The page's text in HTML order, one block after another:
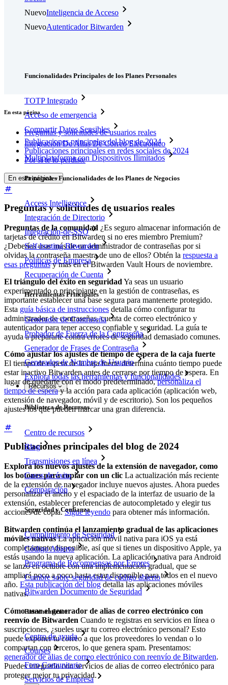
NuevoInteligencia de Acceso
NuevoAutenticador Bitwarden
Funcionalidades Principales de los Planes Personales
TOTP Integrado
Acceso de emergencia
Compartir Datos Sensibles
Integración De Alias De Correo Electrónico
Multiplataforma con Dispositivos Ilimitados
Principales Funcionalidades de los Planes de Negocios
Access Intelligence
Integración de Directorio
Integración-de-SSO
Self-hosting Bitwarden
Políticas de Empresa
Recuperación de Cuenta
Herramientas Principales
Generador de Contraseña
Probador de Fuerza de la Contraseña
Generador de Frases de Contraseña
Generador de Nombre de Usuario
Explora todas las herramientas y funcionalidades
Recursos
Biblioteca de Recursos
Centro de recursos
Blog
Transmisiones en línea
Casos de éxito
Comparación
Seguridad y Confianza
Cumplimiento de Seguridad
Código Abierto
Programa de Recompensas por Errores
Cumbre sobre seguridad de código abierto
Bitwarden Documento de Seguridad
Entrenamiento
Centro de ayuda
Courses
Foro Comunitario
Servicios de Empresa
En esta página
Preguntas y solicitudes de usuarios reales
Publicaciones principales del blog de 2024
Publicaciones principales en redes sociales de 2024
Por si te lo perdiste
En esta página
Preguntas y solicitudes de usuarios reales
Preguntas de la comunidad ¿Es seguro almacenar información de
tarjetas de crédito en Bitwarden si no eres miembro Premium?
¿Deberías usar más de un administrador de contraseñas por si
olvidas la contraseña maestra de uno de ellos? Obtén la respuesta a
esas preguntasy más en el Bitwarden Vault Hours de noviembre.
El triángulo del éxito en seguridad Ya seas un usuario
experimentado o principiante en la gestión de contraseñas, es
importante establecer una base segura para mantenerte protegido.
Esta guía básica de instrucciones detalla cómo configurar tu
administrador de contraseñas, cuenta de correo electrónico y
autenticador para tener acceso confiable y seguridad. La guía te
ayuda a prepararte contra errores de seguridad demasiado comunes.
Cómo ajustar los ajustes de tiempo de espera de la caja fuerte
El tiempo de espera de la caja fuerte determina cuánto tiempo puede
estar inactivo Bitwarden antes de cerrarse por tiempo de espera. En
lugar de quedarte con el modo predeterminado,personaliza el
tiempo de esperay la acción para cada aplicación (aplicación web,
extensión de navegador, móvil y de escritorio). Son los pequeños
ajustes los que pueden marcar una gran diferencia.
Publicaciones principales del blog de 2024
Explora los nuevos ajustes de la extensión de navegador, como
los botones para copiar con un clic La actualización más reciente
de la extensión de navegador incluye nuevos ajustes. Ahora puedes
personalizar el ancho y el espaciado de la interfaz de usuario de la
extensión, establecer preferencias de autocompletado y elegir tus
acciones de copia.Sigue leyendo para obtener más información.
Bitwarden continúa el lanzamiento gradual de las aplicaciones
móviles nativas La aplicación móvil nativa para iOS ya está
completamente disponible, así que si tienes un dispositivo Apple, ya
estás usando la nueva aplicación. La aplicación nativa para Android
se lanzó en octubre con una implementación gradual, que se
ampliará poco a poco hasta estar disponible para todos en el nuevo
año. Esta publicación del blog detalla las aplicaciones móviles
nativas.
Cómo usar el generador de alias de correo electrónico con
reenvío de Bitwarden Cuando te registras en servicios en línea o
suscripciones, ¿sueles usar tu correo electrónico personal? Esto
puede exponer tu correo a que los proveedores lo vendan o lo
compartan con terceros, lo que genera spam. Presentamos:
generador de alias de correo electrónico con reenvío de Bitwarden.
Puedes integrarlo con servicios de alias de correo electrónico para
proteger mejor tu privacidad.